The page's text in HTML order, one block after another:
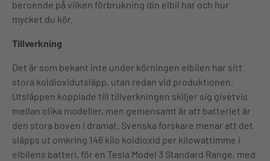
beroende på vilken förbrukning din elbil har och hur
mycket du kör.
Tillverkning
Det är som bekant inte under körningen elbilen har sitt
stora koldioxidutsläpp, utan redan vid produktionen.
Utsläppen kopplade till tillverkningen skiljer sig givetvis
mellan olika modeller, men gemensamt är att batteriet är
den stora boven i dramat. Svenska forskare menar att det
släpps ut omkring 146 kilo koldioxid per kilowattimme i
elbilens batteri, för en Tesla Model 3 Standard Range, med